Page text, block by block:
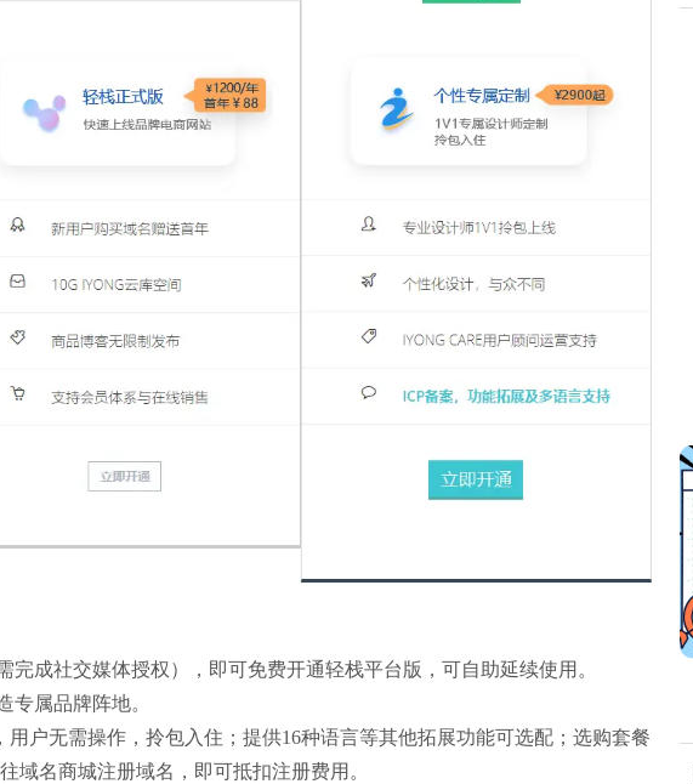
完成社交媒体授权），即可免费开通轻栈平台版，可自助延续使用。
专属品牌阵地。
户无需操作，拎包入住；提供16种语言等其他拓展功能可选配；选购套餐
域名商城注册域名，即可抵扣注册费用。